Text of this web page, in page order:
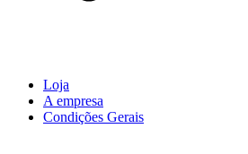
Loja
A empresa
Condições Gerais